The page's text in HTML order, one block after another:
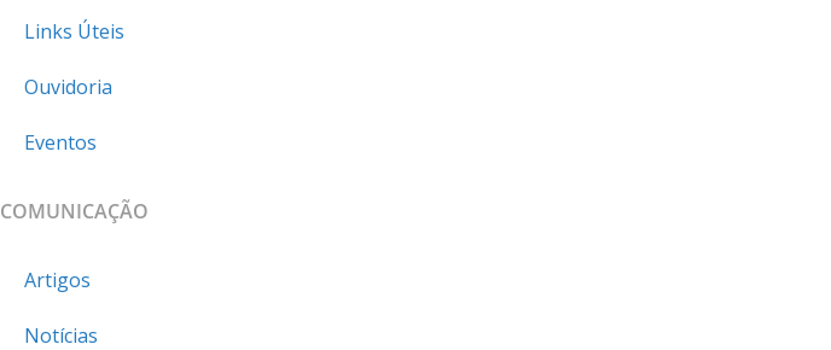
Links Úteis
Ouvidoria
Eventos
COMUNICAÇÃO
Artigos
Notícias